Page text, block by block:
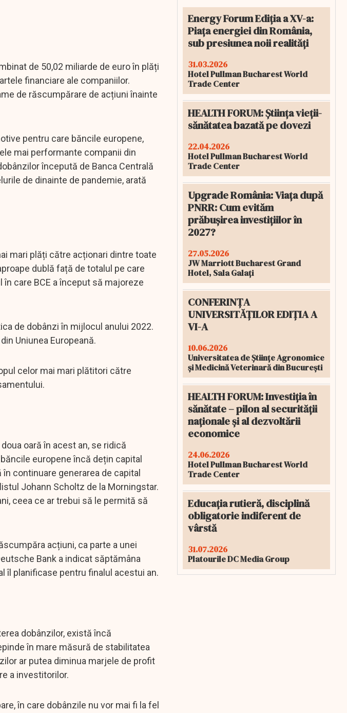
de 50,02 miliarde de euro în plăți
financiare ale companiilor.
de răscumpărare de acțiuni înainte
pentru care băncile europene,
mai performante companii din
începută de Banca Centrală
de dinainte de pandemie, arată
mari plăți către acționari dintre toate
dublă față de totalul pe care
care BCE a început să majoreze
de dobânzi în mijlocul anului 2022.
Uniunea Europeană.
celor mai mari plătitori către
oară în acest an, se ridică
europene încă dețin capital
continuare generarea de capital
Johann Scholtz de la Morningstar.
ceea ce ar trebui să le permită să
acțiuni, ca parte a unei
Bank a indicat săptămâna
îl planificase pentru finalul acestui an.
dobânzilor, există încă
în mare măsură de stabilitatea
ar putea diminua marjele de profit
a investitorilor.
în care dobânzile nu vor mai fi la fel
Energy Forum Ediția a XV-a:
Piața energiei din România,
sub presiunea noii realități
31.03.2026
Hotel Pullman Bucharest World
Trade Center
HEALTH FORUM: Știința vieții-
sănătatea bazată pe dovezi
22.04.2026
Hotel Pullman Bucharest World
Trade Center
Upgrade România: Viața după
PNRR: Cum evităm
prăbușirea investițiilor în
2027?
27.05.2026
JW Marriott Bucharest Grand
Hotel, Sala Galați
CONFERINȚA
UNIVERSITĂȚILOR EDIȚIA A
VI-A
10.06.2026
Universitatea de Științe Agronomice
și Medicină Veterinară din București
HEALTH FORUM: Investiția în
sănătate – pilon al securității
naționale și al dezvoltării
economice
24.06.2026
Hotel Pullman Bucharest World
Trade Center
Educația rutieră, disciplină
obligatorie indiferent de
vârstă
31.07.2026
Platourile DC Media Group